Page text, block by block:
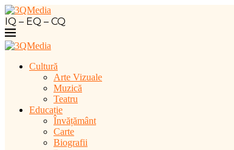
IQ – EQ – CQ
Cultură
Arte Vizuale
Muzică
Teatru
Educație
Învățământ
Carte
Biografii